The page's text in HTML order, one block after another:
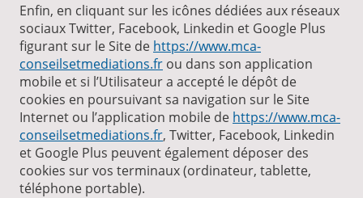
Enfin, en cliquant sur les icônes dédiées aux réseaux
sociaux Twitter, Facebook, Linkedin et Google Plus
figurant sur le Site de https://www.mca-
conseilsetmediations.fr ou dans son application
mobile et si l’Utilisateur a accepté le dépôt de
cookies en poursuivant sa navigation sur le Site
Internet ou l’application mobile de https://www.mca-
conseilsetmediations.fr, Twitter, Facebook, Linkedin
et Google Plus peuvent également déposer des
cookies sur vos terminaux (ordinateur, tablette,
téléphone portable).